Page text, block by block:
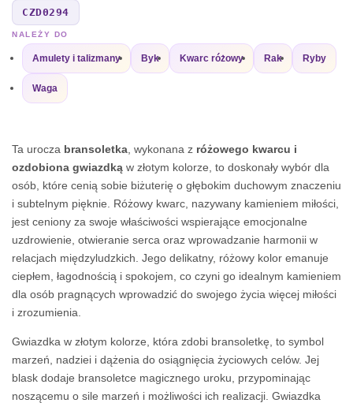
CZD0294
NALEŻY DO
Amulety i talizmany Byk Kwarc różowy Rak Ryby
Waga
Ta urocza bransoletka , wykonana z różowego kwarcu i
ozdobiona gwiazdką w złotym kolorze, to doskonały wybór dla
osób, które cenią sobie biżuterię o głębokim duchowym znaczeniu
i subtelnym pięknie. Różowy kwarc, nazywany kamieniem miłości,
jest ceniony za swoje właściwości wspierające emocjonalne
uzdrowienie, otwieranie serca oraz wprowadzanie harmonii w
relacjach międzyludzkich. Jego delikatny, różowy kolor emanuje
ciepłem, łagodnością i spokojem, co czyni go idealnym kamieniem
dla osób pragnących wprowadzić do swojego życia więcej miłości
i zrozumienia.
Gwiazdka w złotym kolorze, która zdobi bransoletkę, to symbol
marzeń, nadziei i dążenia do osiągnięcia życiowych celów. Jej
blask dodaje bransoletce magicznego uroku, przypominając
noszącemu o sile marzeń i możliwości ich realizacji. Gwiazdka